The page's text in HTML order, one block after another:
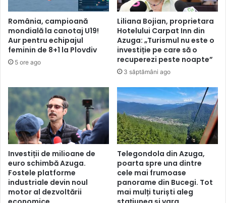
România, campioană
mondială la canotaj U19!
Aur pentru echipajul
feminin de 8+1 la Plovdiv
5 ore ago
Liliana Bojian, proprietara
Hotelului Carpat Inn din
Azuga: „Turismul nu este o
investiție pe care să o
recuperezi peste noapte”
3 săptămâni ago
Investiții de milioane de
euro schimbă Azuga.
Fostele platforme
industriale devin noul
motor al dezvoltării
Telegondola din Azuga,
poarta spre una dintre
cele mai frumoase
panorame din Bucegi. Tot
mai mulți turiști aleg